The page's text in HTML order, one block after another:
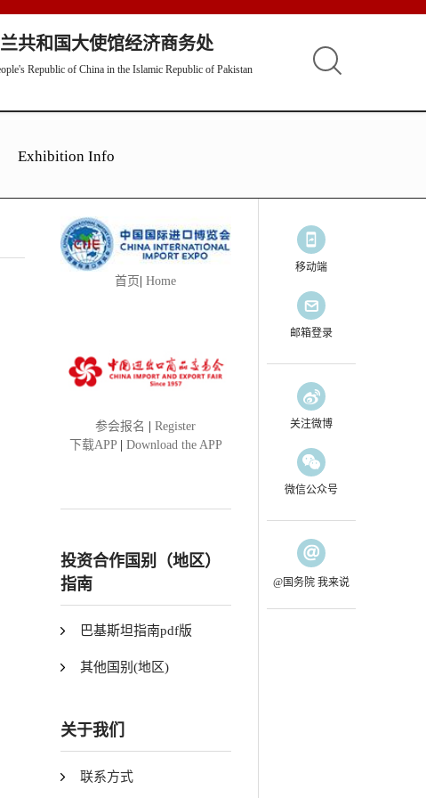
共和国大使馆经济商务处
Republic of China in the Islamic Republic of Pakistan
Exhibition Info
首页 |Home
参会报名 |Register
下载APP| Download the APP
投资合作国别（地区）
指南
巴基斯坦指南pdf版
其他国别(地区)
关于我们
联系方式
移动端
邮箱登录
关注微博
微信公众号
@国务院 我来说